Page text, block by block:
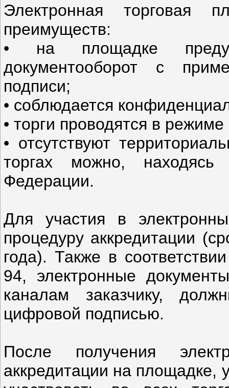
Электронная торговая
преимуществ:
• на площадке
документооборот с
подписи;
• соблюдается
• торги проводятся в
• отсутствуют
торгах можно,
Федерации.
Для участия в
процедуру аккредитации
года). Также в
94, электронные
каналам заказчику,
цифровой подписью.
После получения
аккредитации на площадке,